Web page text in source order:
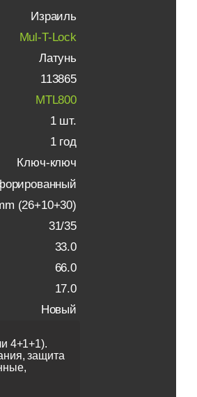
Израиль
Mul-T-Lock
Латунь
113865
MTL800
1 шт.
1 год
Ключ-ключ
(26+10+30)
31/35
33.0
66.0
17.0
Новый
4+1+1).
защита